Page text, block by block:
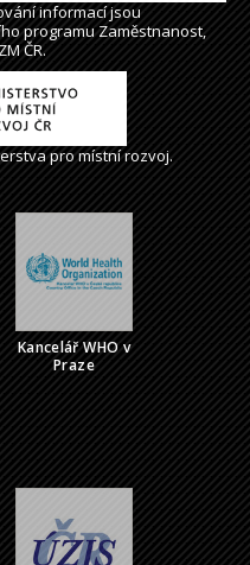
informací jsou
programu Zaměstnanost,
ČR.
pro místní rozvoj.
Kancelář WHO v
Praze